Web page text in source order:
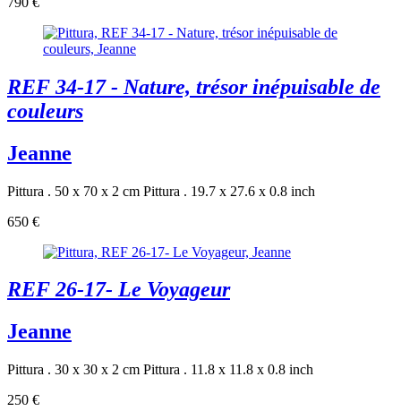
REF 34-17 - Nature, trésor inépuisable de
couleurs
Jeanne
Pittura . 50 x 70 x 2 cm Pittura . 19.7 x 27.6 x 0.8 inch
650 €
REF 26-17- Le Voyageur
Jeanne
Pittura . 30 x 30 x 2 cm Pittura . 11.8 x 11.8 x 0.8 inch
250 €